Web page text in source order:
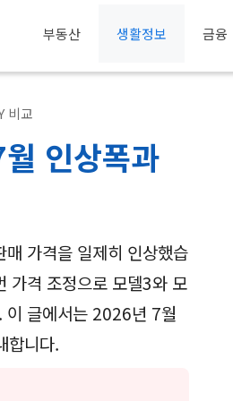
부동산 생활정보 금융
비교
인상폭과
가격을 일제히 인상했습
가격 조정으로 모델3와 모
이 글에서는 2026년 7월
합니다.